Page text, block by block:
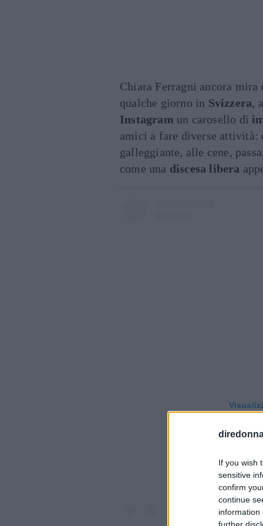
If you wish
sensitive
confirm
continue
information
Chiara Ferragni ancora mira
qualche giorno in Svizzera,
Instagram un carosello di
amici a fare diverse attività:
galleggiante, alle cene,
come una discesa libera